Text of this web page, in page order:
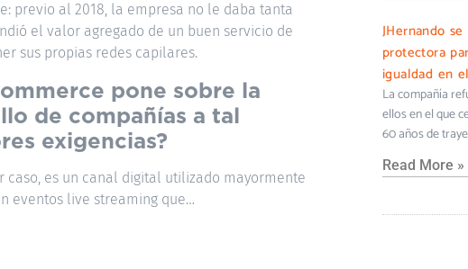
previo al 2018, la empresa no le daba tanta
el valor agregado de un buen servicio de
sus propias redes capilares.
pone sobre la
de compañías a tal
exigencias?
caso, es un canal digital utilizado mayormente
eventos live streaming que…
JHernando
protectora
igualdad en
La compañía
ellos en el que
60 años de
Read More »